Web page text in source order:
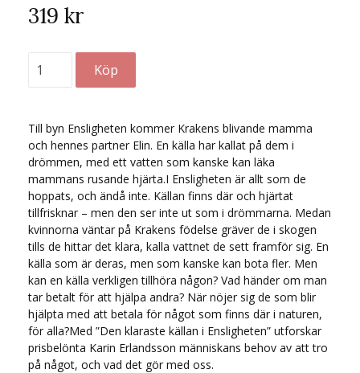
319 kr
Till byn Ensligheten kommer Krakens blivande mamma
och hennes partner Elin. En källa har kallat på dem i
drömmen, med ett vatten som kanske kan läka
mammans rusande hjärta.I Ensligheten är allt som de
hoppats, och ändå inte. Källan finns där och hjärtat
tillfrisknar – men den ser inte ut som i drömmarna. Medan
kvinnorna väntar på Krakens födelse gräver de i skogen
tills de hittar det klara, kalla vattnet de sett framför sig. En
källa som är deras, men som kanske kan bota fler. Men
kan en källa verkligen tillhöra någon? Vad händer om man
tar betalt för att hjälpa andra? När nöjer sig de som blir
hjälpta med att betala för något som finns där i naturen,
för alla?Med ”Den klaraste källan i Ensligheten” utforskar
prisbelönta Karin Erlandsson människans behov av att tro
på något, och vad det gör med oss.